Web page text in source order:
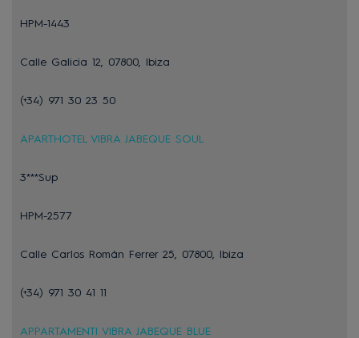
HPM-1443
Calle Galicia 12, 07800, Ibiza
(+34) 971 30 23 50
APARTHOTEL VIBRA JABEQUE SOUL
3***Sup
HPM-2577
Calle Carlos Román Ferrer 25, 07800, Ibiza
(+34) 971 30 41 11
APPARTAMENTI VIBRA JABEQUE BLUE